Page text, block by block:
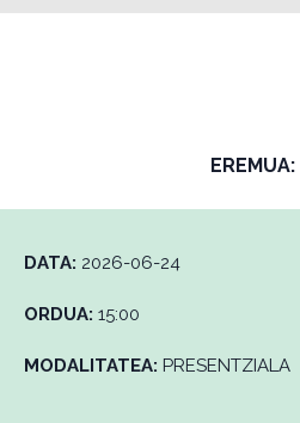
EREMUA:
DATA: 2026-06-24
ORDUA: 15:00
MODALITATEA: PRESENTZIALA